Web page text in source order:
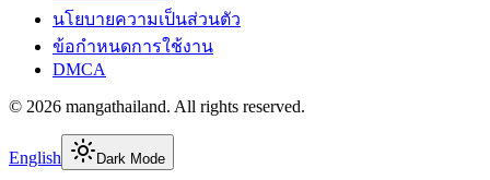
นโยบายความเป็นส่วนตัว
ข้อกำหนดการใช้งาน
DMCA
© 2026 mangathailand. All rights reserved.
English Dark Mode